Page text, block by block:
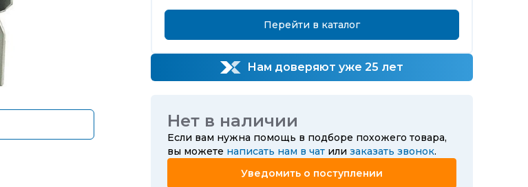
Перейти в каталог
Нам доверяют уже 25 лет
Нет в наличии
Если вам нужна помощь в подборе похожего товара,
вы можете написать нам в чат или заказать звонок.
Уведомить о поступлении